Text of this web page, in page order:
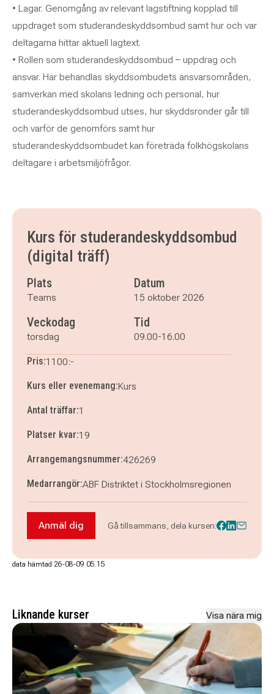
• Lagar. Genomgång av relevant lagstiftning kopplad till
uppdraget som studerandeskyddsombud samt hur och var
deltagarna hittar aktuell lagtext.
• Rollen som studerandeskyddsombud – uppdrag och
ansvar. Här behandlas skyddsombudets ansvarsområden,
samverkan med skolans ledning och personal, hur
studerandeskyddsombud utses, hur skyddsronder går till
och varför de genomförs samt hur
studerandeskyddsombudet kan företräda folkhögskolans
deltagare i arbetsmiljöfrågor.
Kurs för studerandeskyddsombud
(digital träff)
Plats
Teams
Datum
15 oktober 2026
Veckodag
torsdag
Tid
09.00-16.00
Pris:1100:-
Kurs eller evenemang:Kurs
Antal träffar:1
Platser kvar:19
Arrangemangsnummer:426269
Medarrangör:ABF Distriktet i Stockholmsregionen
Anmäl dig till Kurs för
Anmäl dig Gå tillsammans, dela kursen:
data hämtad 26-08-09 05.15
Liknande kurser Visa nära mig